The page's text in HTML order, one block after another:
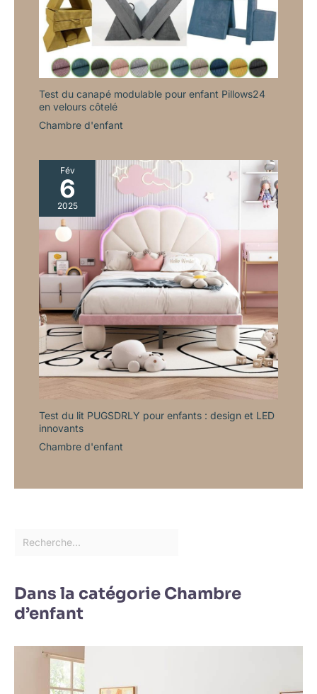
Test du canapé modulable pour enfant Pillows24
en velours côtelé
Chambre d'enfant
Fév
6
2025
Test du lit PUGSDRLY pour enfants : design et LED
innovants
Chambre d'enfant
Dans la catégorie Chambre
d’enfant